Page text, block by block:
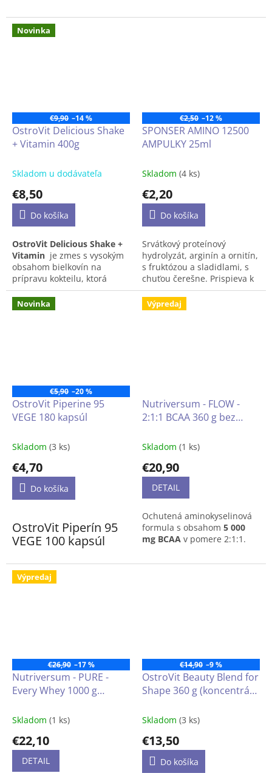
Novinka
€9,90 –14 %
OstroVit Delicious Shake
+ Vitamin 400g
Skladom u dodávateľa
€8,50
Do košíka
OstroVit Delicious Shake +
Vitamin je zmes s vysokým
obsahom bielkovín na
prípravu kokteilu, ktorá
obsahuje komplex vitamínov
a minerálnych látok. Je to
prípravok dostupný vo forme
€2,50 –12 %
SPONSER AMINO 12500
AMPULKY 25ml
Skladom (4 ks)
€2,20
Do košíka
Srvátkový proteínový
hydrolyzát, arginín a ornitín,
s fruktózou a sladidlami, s
chuťou čerešne. Prispieva k
rastu svalovej hmoty a jej
regenerácii.
Novinka
€5,90 –20 %
OstroVit Piperine 95
VEGE 180 kapsúl
Skladom (3 ks)
€4,70
Do košíka
OstroVit Piperín 95
VEGE 100 kapsúl
OstroVit Piperín 95 VEGE je
vysoko kvalitný doplnok
stravy, ktorý obsahuje
vytvorený pre uvedomelých
spotrebiteľov, ktorým záleží
na hodnotnom doplnení
stravy.
Zdroj piperínu
porcia výživového
doplnku dodáva telu
10,55 mg extraktu z
plodov čierneho
Výpredaj
Nutriversum - FLOW -
2:1:1 BCAA 360 g bez
Skladom (1 ks)
€20,90
DETAIL
Ochutená aminokyselinová
formula s obsahom 5 000
mg BCAA v pomere 2:1:1.
Výpredaj
€26,90 –17 %
Nutriversum - PURE -
Every Whey 1000 g
Skladom (1 ks)
€22,10
DETAIL
€14,90 –9 %
OstroVit Beauty Blend for
Shape 360 g (koncentrát
pridaného cukru)
Skladom (3 ks)
€13,50
Do košíka